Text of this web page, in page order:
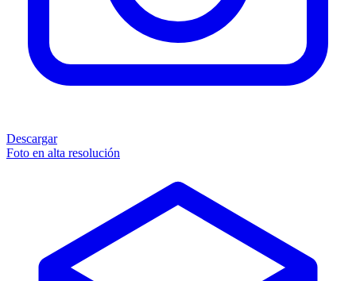
Descargar
Foto en alta resolución